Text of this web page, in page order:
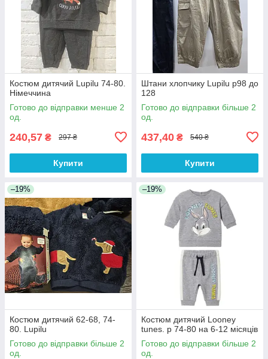
Костюм дитячий Lupilu 74-80.
Німеччина
Готово до відправки менше 2
од.
240,57 ₴ 297 ₴
Купити
Штани хлопчику Lupilu р98 до
128
Готово до відправки більше 2
од.
437,40 ₴ 540 ₴
Купити
–19%
Костюм дитячий 62-68, 74-
80. Lupilu
Готово до відправки більше 2
од.
–19%
Костюм дитячий Looney
tunes. р 74-80 на 6-12 місяців
Готово до відправки більше 2
од.